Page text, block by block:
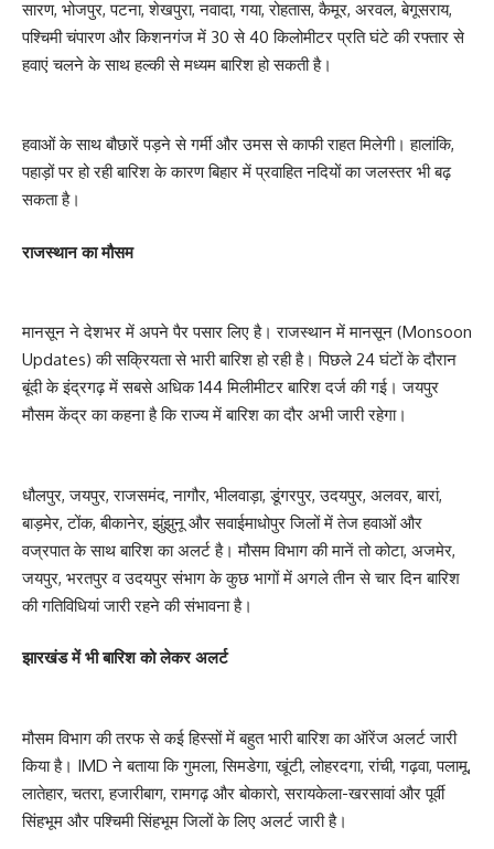
सारण, भोजपुर, पटना, शेखपुरा, नवादा, गया, रोहतास, कैमूर, अरवल, बेगूसराय,
पश्चिमी चंपारण और किशनगंज में 30 से 40 किलोमीटर प्रति घंटे की रफ्तार से
हवाएं चलने के साथ हल्की से मध्यम बारिश हो सकती है।
हवाओं के साथ बौछारें पड़ने से गर्मी और उमस से काफी राहत मिलेगी। हालांकि,
पहाड़ों पर हो रही बारिश के कारण बिहार में प्रवाहित नदियों का जलस्तर भी बढ़
सकता है।
राजस्थान का मौसम
मानसून ने देशभर में अपने पैर पसार लिए है। राजस्थान में मानसून (Monsoon
Updates) की सक्रियता से भारी बारिश हो रही है। पिछले 24 घंटों के दौरान
बूंदी के इंद्रगढ़ में सबसे अधिक 144 मिलीमीटर बारिश दर्ज की गई। जयपुर
मौसम केंद्र का कहना है कि राज्य में बारिश का दौर अभी जारी रहेगा।
धौलपुर, जयपुर, राजसमंद, नागौर, भीलवाड़ा, डूंगरपुर, उदयपुर, अलवर, बारां,
बाड़मेर, टोंक, बीकानेर, झुंझुनू और सवाईमाधोपुर जिलों में तेज हवाओं और
वज्रपात के साथ बारिश का अलर्ट है। मौसम विभाग की मानें तो कोटा, अजमेर,
जयपुर, भरतपुर व उदयपुर संभाग के कुछ भागों में अगले तीन से चार दिन बारिश
की गतिविधियां जारी रहने की संभावना है।
झारखंड में भी बारिश को लेकर अलर्ट
मौसम विभाग की तरफ से कई हिस्सों में बहुत भारी बारिश का ऑरेंज अलर्ट जारी
किया है। IMD ने बताया कि गुमला, सिमडेगा, खूंटी, लोहरदगा, रांची, गढ़वा, पलामू,
लातेहार, चतरा, हजारीबाग, रामगढ़ और बोकारो, सरायकेला-खरसावां और पूर्वी
सिंहभूम और पश्चिमी सिंहभूम जिलों के लिए अलर्ट जारी है।